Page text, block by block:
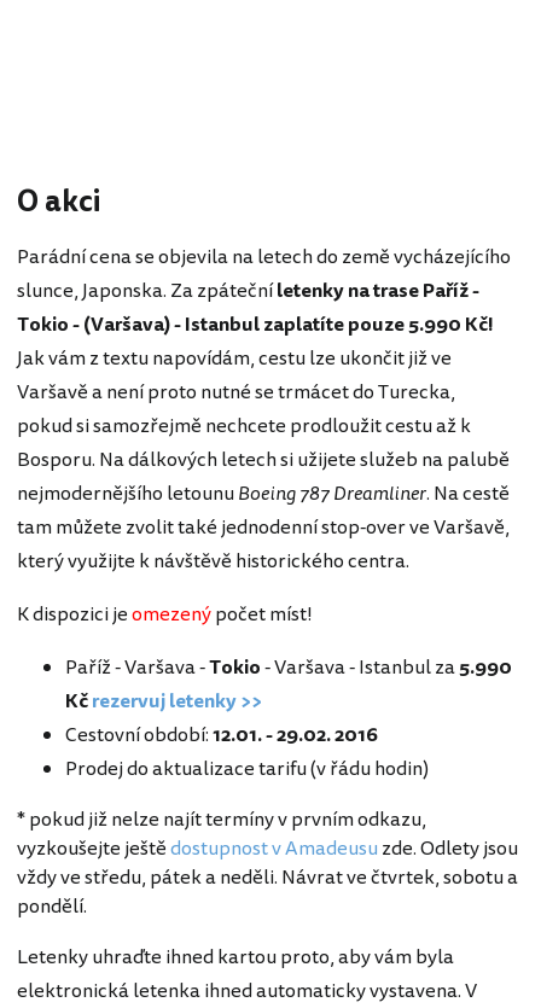
O akci
Parádní cena se objevila na letech do země vycházejícího
slunce, Japonska. Za zpátečníletenky na trase Paříž -
Tokio - (Varšava) - Istanbul zaplatíte pouze 5.990 Kč!
Jak vám z textu napovídám, cestu lze ukončit již ve
Varšavě a není proto nutné se trmácet do Turecka,
pokud si samozřejmě nechcete prodloužit cestu až k
Bosporu. Na dálkových letech si užijete služeb na palubě
nejmodernějšího letounuBoeing 787 Dreamliner. Na cestě
tam můžete zvolit také jednodenní stop-over ve Varšavě,
který využijte k návštěvě historického centra.
K dispozici jeomezenýpočet míst!
Paříž - Varšava -Tokio- Varšava - Istanbul za5.990
Kčrezervuj letenky >>
Cestovní období:12.01. - 29.02. 2016
Prodej do aktualizace tarifu (v řádu hodin)
* pokud již nelze najít termíny v prvním odkazu,
vyzkoušejte ještědostupnost v Amadeusu zde. Odlety jsou
vždy ve středu, pátek a neděli. Návrat ve čtvrtek, sobotu a
pondělí.
Letenky uhraďte ihned kartou proto, aby vám byla
elektronická letenka ihned automaticky vystavena. V